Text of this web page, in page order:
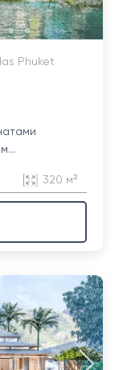
Phuket
320 м²